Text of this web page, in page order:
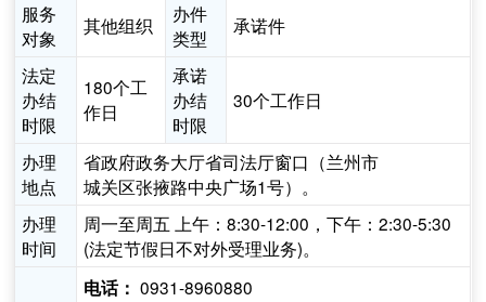
服务
对象
其他组织
办件
类型
承诺件
法定
办结
时限
180个工
作日
承诺
办结
时限
30个工作日
办理
地点
省政府政务大厅省司法厅窗口（兰州市
城关区张掖路中央广场1号）。
办理
时间
周一至周五 上午：8:30-12:00，下午：2:30-5:30
(法定节假日不对外受理业务)。
电话： 0931-8960880